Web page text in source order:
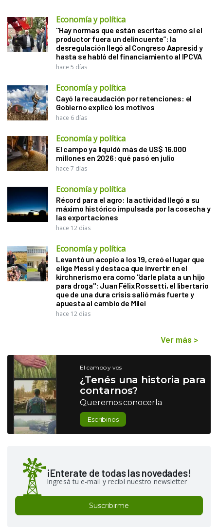
Economía y política
"Hay normas que están escritas como si el
productor fuera un delincuente”: la
desregulación llegó al Congreso Aapresid y
hasta se habló del financiamiento al IPCVA
hace 5 días
Economía y política
Cayó la recaudación por retenciones: el
Gobierno explicó los motivos
hace 6 días
Economía y política
El campo ya liquidó más de US$ 16.000
millones en 2026: qué pasó en julio
hace 7 días
Economía y política
Récord para el agro: la actividad llegó a su
máximo histórico impulsada por la cosecha y
las exportaciones
hace 12 días
Economía y política
Levantó un acopio a los 19, creó el lugar que
elige Messi y destaca que invertir en el
kirchnerismo era como "darle plata a un hijo
para droga": Juan Félix Rossetti, el libertario
que de una dura crisis salió más fuerte y
apuesta al cambio de Milei
hace 12 días
Ver más >
El campo y vos
¿Tenés una historia para
contarnos?
Queremos conocerla
Escribinos
¡Enterate de todas las novedades!
Ingresá tu e-mail y recibí nuestro newsletter
Suscribirme